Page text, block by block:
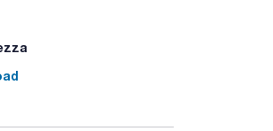
ed è
senza spruzzi.